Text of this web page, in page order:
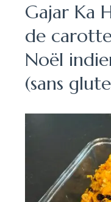
Gajar Ka
de
Noël
(sans